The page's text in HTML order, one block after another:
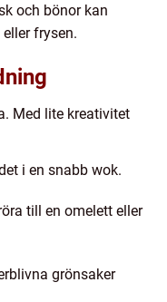
och bönor kan
frysen.
Med lite kreativitet
i en snabb wok.
till en omelett eller
grönsaker